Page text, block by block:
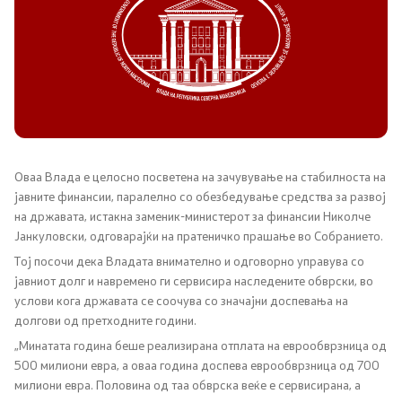
Претседател на Владата
Канцеларија на Претседателот на Владата
Министерства
СОЗР
Комисии
Органи во состав
Национални координатори
Оваа Влада е целосно посветена на зачувување на стабилноста на
јавните финансии, паралелно со обезбедување средства за развој
на државата, истакна заменик-министерот за финансии Николче
Јанкуловски, одговарајќи на пратеничко прашање во Собранието.
Тој посочи дека Владата внимателно и одговорно управува со
јавниот долг и навремено ги сервисира наследените обврски, во
услови кога државата се соочува со значајни доспевања на
долгови од претходните години.
„Минатата година беше реализирана отплата на еврообврзница од
500 милиони евра, а оваа година доспева еврообврзница од 700
милиони евра. Половина од таа обврска веќе е сервисирана, а